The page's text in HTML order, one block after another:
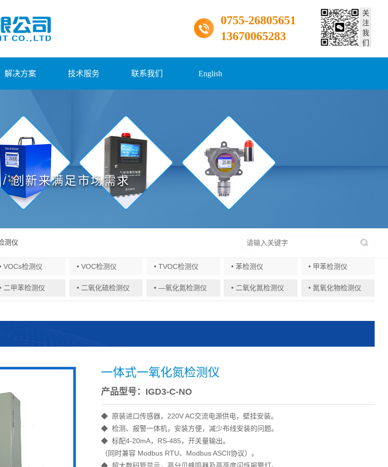
关
注
我
们
0755-26805651
13670065283
解决方案 技术服务 联系我们 English
创新来满足市场需求
测仪
VOCs检测仪 • VOC检测仪 • TVOC检测仪 • 苯检测仪 • 甲苯检测仪
二甲苯检测仪 • 二氧化硫检测仪 • —氧化氮检测仪 • 二氧化氮检测仪 • 氮氧化物检测仪
一体式一氧化氮检测仪
产品型号：IGD3-C-NO
◆ 原装进口传感器，220V AC交流电源供电，壁挂安装。
◆ 检测、报警一体机，安装方便，减少布线安装的问题。
◆ 标配4-20mA，RS-485，开关量输出。
（同时兼容 Modbus RTU、Modbus ASCII协议）。